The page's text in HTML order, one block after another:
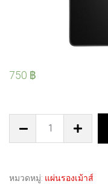
750 ฿
หมวดหมู่: แผ่นรองเม้าส์